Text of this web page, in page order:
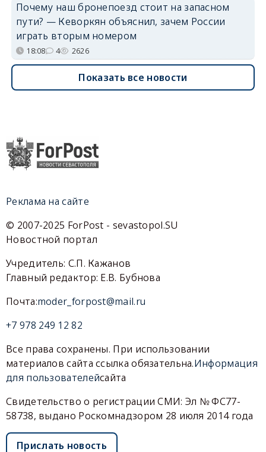
Почему наш бронепоезд стоит на запасном
пути? — Кеворкян объяснил, зачем России
играть вторым номером
18:08 4 2626
Показать все новости
Реклама на сайте
© 2007-2025 ForPost - sevastopol.SU
Новостной портал
Учредитель: С.П. Кажанов
Главный редактор: Е.В. Бубнова
Почта:moder_forpost@mail.ru
+7 978 249 12 82
Все права сохранены. При использовании
материалов сайта ссылка обязательна.Информация
для пользователейсайта
Свидетельство о регистрации СМИ: Эл № ФС77-
58738, выдано Роскомнадзором 28 июля 2014 года
Прислать новость